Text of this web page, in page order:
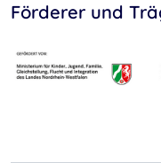
Förderer und